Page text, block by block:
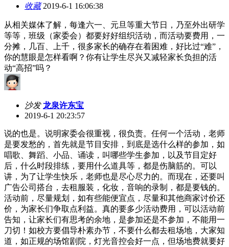
收藏2019-6-1 16:06:38
从相关媒体了解，每逢六一、元旦等重大节日，乃至外出研学
等等，班级（家委会）都要好好组织活动，而活动要费用，一
分摊，几百、上千，很多家长的确存在着困难，好比过“难”，
你的慧眼是怎样看啊？你有让学生尽兴又减轻家长负担的活
动“高招”吗？
沙发 龙泉许东宝
2019-6-1 20:23:57
说的也是。说明家委会很重视，很负责。任何一个活动，老师
是要发愁的，首先就是节目安排，到底是选什么样的参加，如
唱歌、舞蹈、小品、诵读，叫哪些学生参加，以及节目定好
后，什么时段排练，要用什么道具等，都是伤脑筋的。可以
讲，为了让学生快乐，老师也是尽心尽力的。而现在，还要叫
广告公司搭台，去租服装，化妆，音响的录制，都是要钱的。
活动前，尽量规划，如有些能便宜点，尽量和其他商家讨价还
价，为家长们争取点利益。真的要多少活动费用，可以活动前
告知，让家长们有思考的余地，是参加还是不参加，不能用一
刀切！如校方要倡导朴素办节，不要什么都去租场地，大家知
道，如正规的场馆剧院，灯光音控会好一点，但场地费就要好